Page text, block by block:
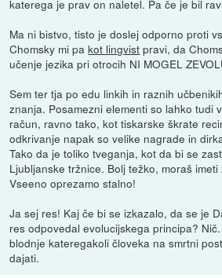
katerega je prav on naletel. Pa če je bil
Ma ni bistvo, tisto je doslej odporno proti
Chomsky mi pakot lingvist pravi, da
učenje jezika pri otrocih NI MOGEL
Sem ter tja po edu linkih in raznih
znanja. Posamezni elementi so lahko tudi
račun, ravno tako, kot tiskarske škrate
odkrivanje napak so velike nagrade in
Tako da je toliko tveganja, kot da bi se
Ljubljanske tržnice. Bolj težko, moraš
Vseeno oprezamo stalno!
Ja sej res! Kaj če bi se izkazalo, da se je
res odpovedal evolucijskega principa?
blodnje kateregakoli človeka na smrtni
dajati.